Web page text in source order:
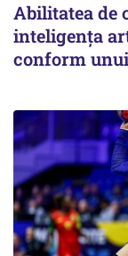
Abilitatea de
inteligența
conform